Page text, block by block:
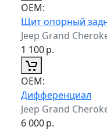
ОЕМ:
Щит опорный
Jeep Grand
1 100р.
ОЕМ:
Дифференциал
Jeep Grand
6 000р.